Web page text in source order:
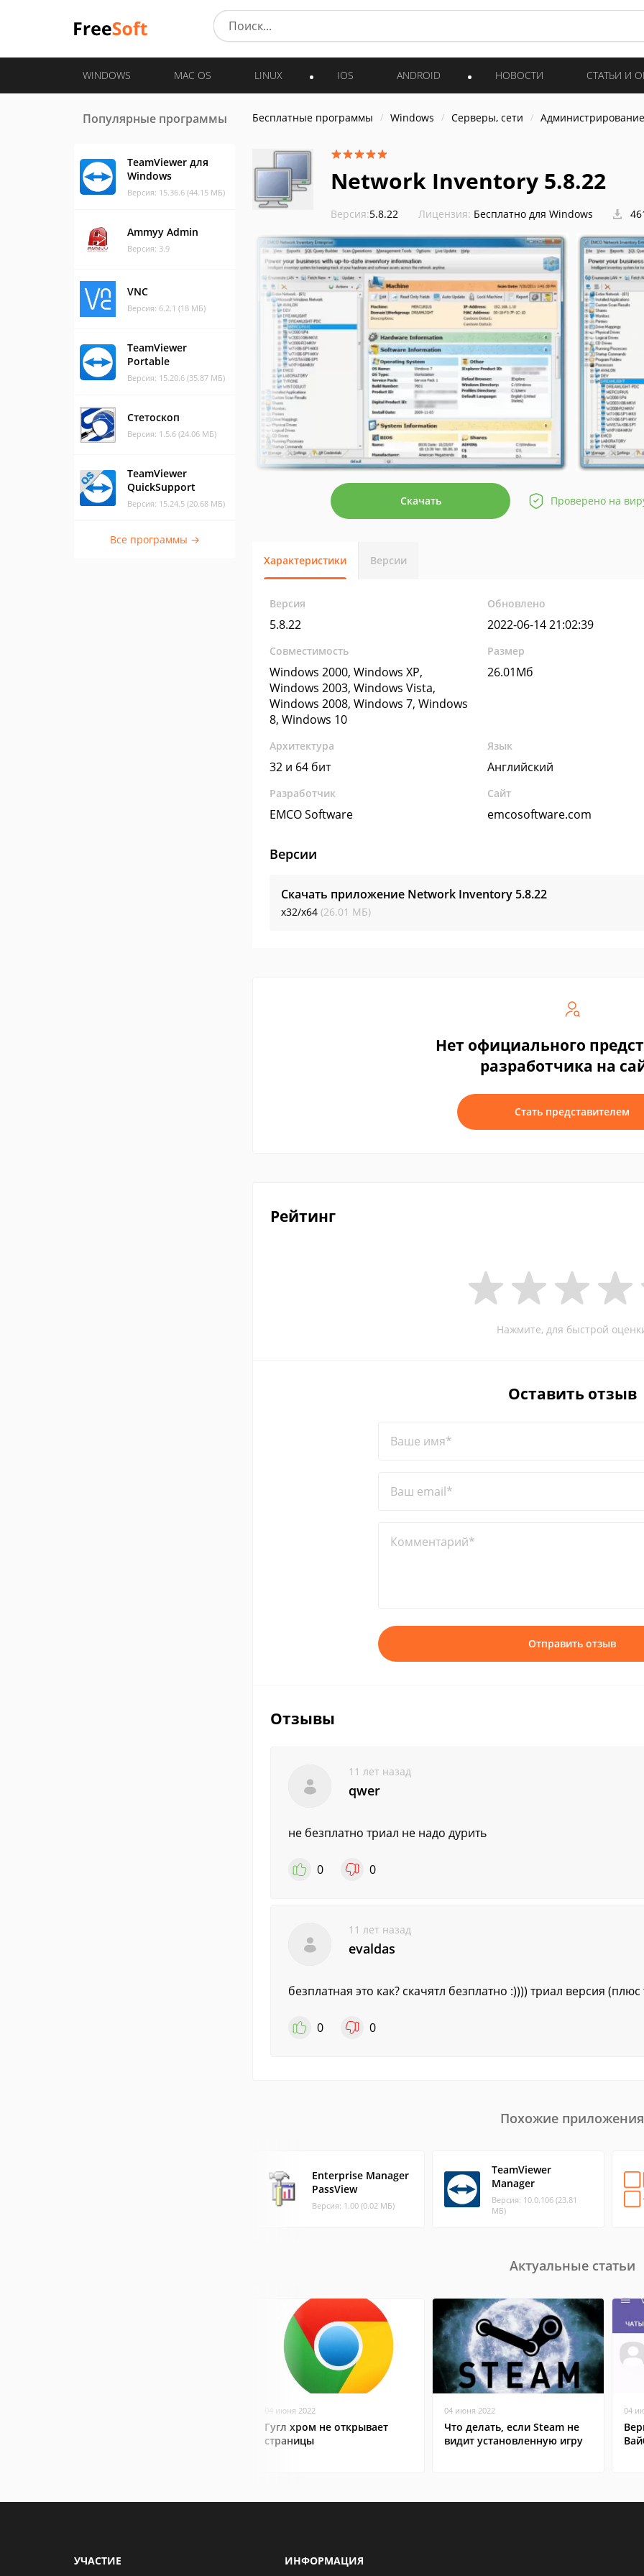
WINDOWS MAC OS LINUX IOS ANDROID НОВОСТИ СТАТЬИ И
Популярные программы
TeamViewer для
Windows
Версия: 15.36.6 (44.15 МБ)
Ammyy Admin
Версия: 3.9
VNC
Версия: 6.2.1 (18 МБ)
TeamViewer
Portable
Версия: 15.20.6 (35.87 МБ)
Стетоскоп
Версия: 1.5.6 (24.06 МБ)
TeamViewer
QuickSupport
Версия: 15.24.5 (20.68 МБ)
Все программы →
Бесплатные программы Windows Серверы, сети Администрирование
Network Inventory 5.8.22
Версия:5.8.22 Лицензия: Бесплатно для Windows
Скачать Проверено на
Характеристики Версии
Версия
5.8.22
Обновлено
2022-06-14 21:02:39
Совместимость
Windows 2000, Windows XP,
Windows 2003, Windows Vista,
Windows 2008, Windows 7, Windows
8, Windows 10
Размер
26.01Мб
Архитектура
32 и 64 бит
Язык
Английский
Разработчик
EMCO Software
Сайт
emcosoftware.com
Версии
Скачать приложение Network Inventory 5.8.22
x32/x64 (26.01 МБ)
Нет официального
разработчика на
Стать представителем
Рейтинг
Нажмите, для быстрой
Оставить отзыв
Ваше имя*
Ваш email*
Комментарий*
Отправить отзыв
Отзывы
11 лет назад
qwer
не безплатно триал не надо дурить
0 0
11 лет назад
evaldas
безплатная это как? скачятл безплатно :)))) триал версия
0 0
Похожие приложения
Enterprise Manager
PassView
Версия: 1.00 (0.02 МБ)
TeamViewer
Manager
Версия: 10.0.106 (23.81
МБ)
Актуальные статьи
04 июня 2022
Гугл хром не открывает
страницы
04 июня 2022
Что делать, если Steam не
видит установленную игру
04
УЧАСТИЕ ИНФОРМАЦИЯ